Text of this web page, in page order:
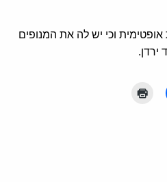
וכי יש לה את המנופים
ירדן.